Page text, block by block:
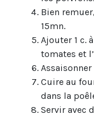
Bien
15mn.
Ajouter 1 c.
tomates et
Assaisonner
Cuire au
dans la
Servir avec